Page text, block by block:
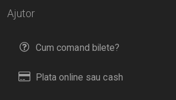
Ajutor
Cum comand bilete?
Plata online sau cash